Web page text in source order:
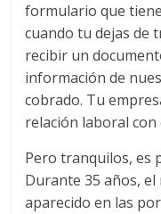
formulario que
cuando tu dejas de
recibir un
información de
cobrado. Tu
relación laboral con
Pero tranquilos, es
Durante 35 años,
aparecido en las